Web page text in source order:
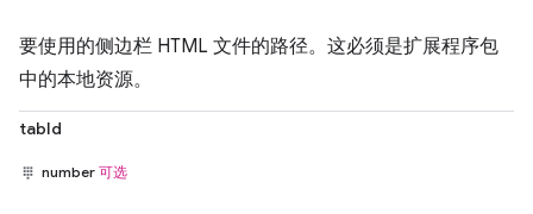
要使用的侧边栏 HTML 文件的路径。这必须是扩展程序包
中的本地资源。
tabId
number 可选